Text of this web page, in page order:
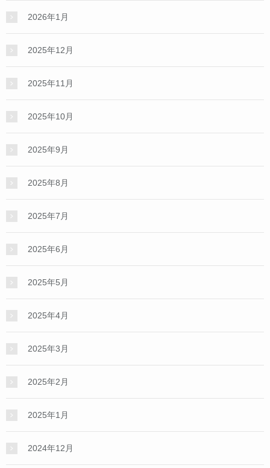
2026年1月
2025年12月
2025年11月
2025年10月
2025年9月
2025年8月
2025年7月
2025年6月
2025年5月
2025年4月
2025年3月
2025年2月
2025年1月
2024年12月